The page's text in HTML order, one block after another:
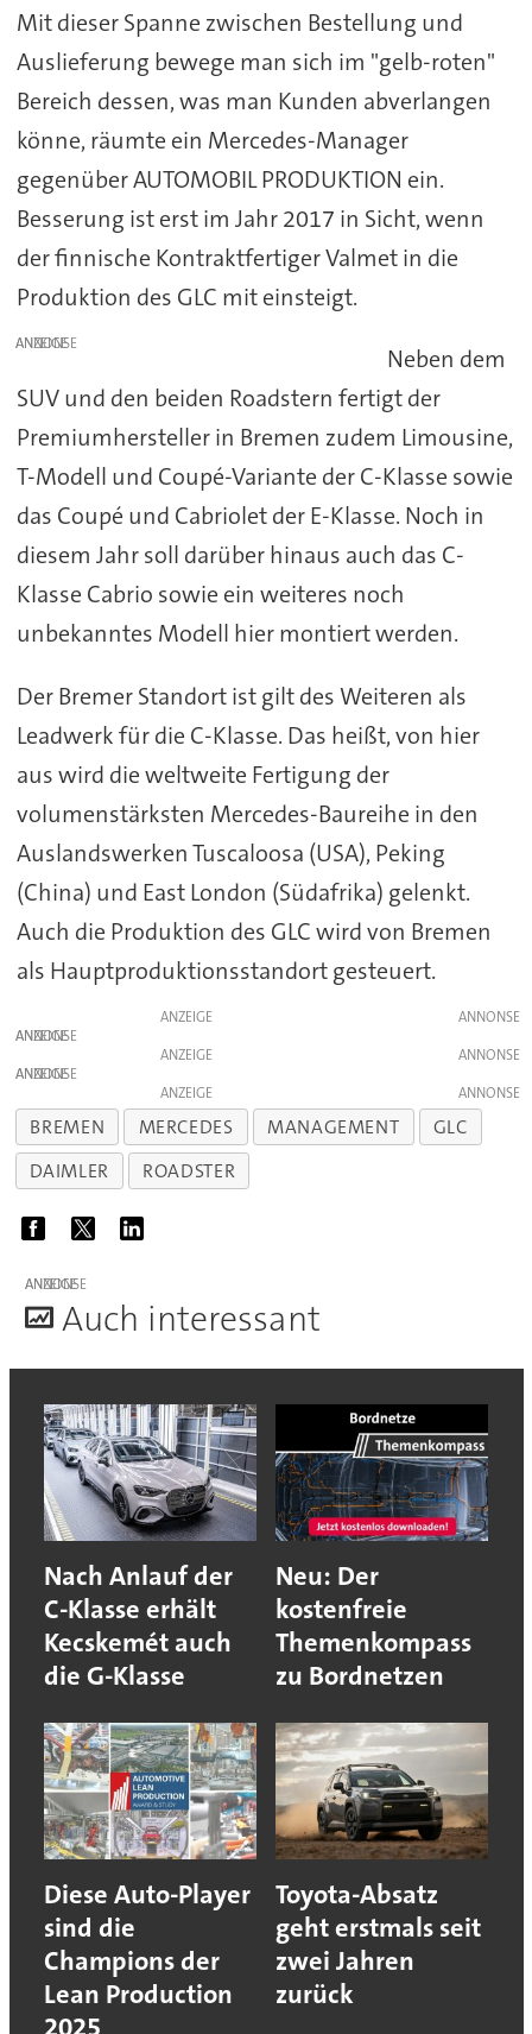
Mit dieser Spanne zwischen Bestellung und
Auslieferung bewege man sich im "gelb-roten"
Bereich dessen, was man Kunden abverlangen
könne, räumte ein Mercedes-Manager
gegenüber AUTOMOBIL PRODUKTION ein.
Besserung ist erst im Jahr 2017 in Sicht, wenn
der finnische Kontraktfertiger Valmet in die
Produktion des GLC mit einsteigt.
ANZEIGE
Neben dem
SUV und den beiden Roadstern fertigt der
Premiumhersteller in Bremen zudem Limousine,
T-Modell und Coupé-Variante der C-Klasse sowie
das Coupé und Cabriolet der E-Klasse. Noch in
diesem Jahr soll darüber hinaus auch das C-
Klasse Cabrio sowie ein weiteres noch
unbekanntes Modell hier montiert werden.
Der Bremer Standort ist gilt des Weiteren als
Leadwerk für die C-Klasse. Das heißt, von hier
aus wird die weltweite Fertigung der
volumenstärksten Mercedes-Baureihe in den
Auslandswerken Tuscaloosa (USA), Peking
(China) und East London (Südafrika) gelenkt.
Auch die Produktion des GLC wird von Bremen
als Hauptproduktionsstandort gesteuert.
ANZEIGE
ANZEIGE
ANZEIGE
ANZEIGE
ANZEIGE
BREMEN MERCEDES MANAGEMENT
GLC
DAIMLER
ROADSTER
ANZEIGE
Auch interessant
Nach Anlauf der
C-Klasse erhält
Kecskemét auch
die G-Klasse
Neu: Der
kostenfreie
Themenkompass
zu Bordnetzen
Diese Auto-Player
sind die
Champions der
Lean Production
Toyota-Absatz
geht erstmals seit
zwei Jahren
zurück